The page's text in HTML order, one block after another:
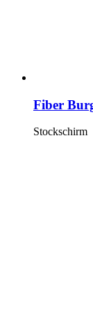
Fiber
Stockschirm